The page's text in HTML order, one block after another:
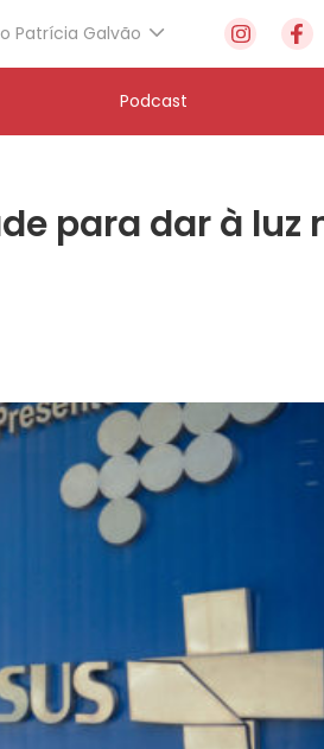
Patrícia Galvão
Podcast
para dar à luz